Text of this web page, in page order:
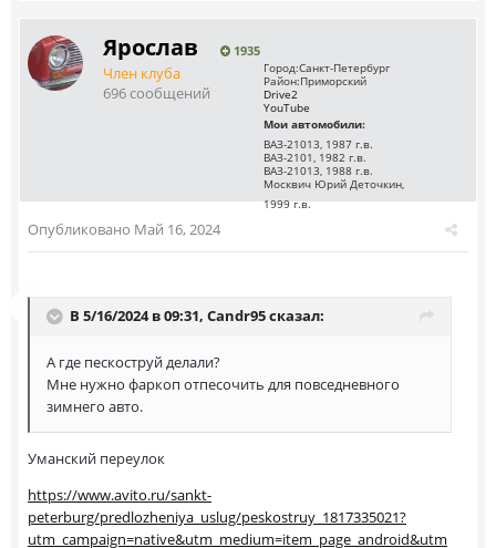
Ярослав 1935
Член клуба
696 сообщений
Город:Санкт-Петербург
Район:Приморский
Drive2
YouTube
Мои автомобили:
ВАЗ-21013, 1987 г.в.
ВАЗ-2101, 1982 г.в.
ВАЗ-21013, 1988 г.в.
Москвич Юрий Деточкин,
1999 г.в.
Опубликовано Май 16, 2024
В 5/16/2024 в 09:31, Саndr95сказал:
А где пескоструй делали?
Мне нужно фаркоп отпесочить для повседневного
зимнего авто.
Уманский переулок
https://www.avito.ru/sankt-
peterburg/predlozheniya_uslug/peskostruy_1817335021?
utm_campaign=native&utm_medium=item_page_android&utm